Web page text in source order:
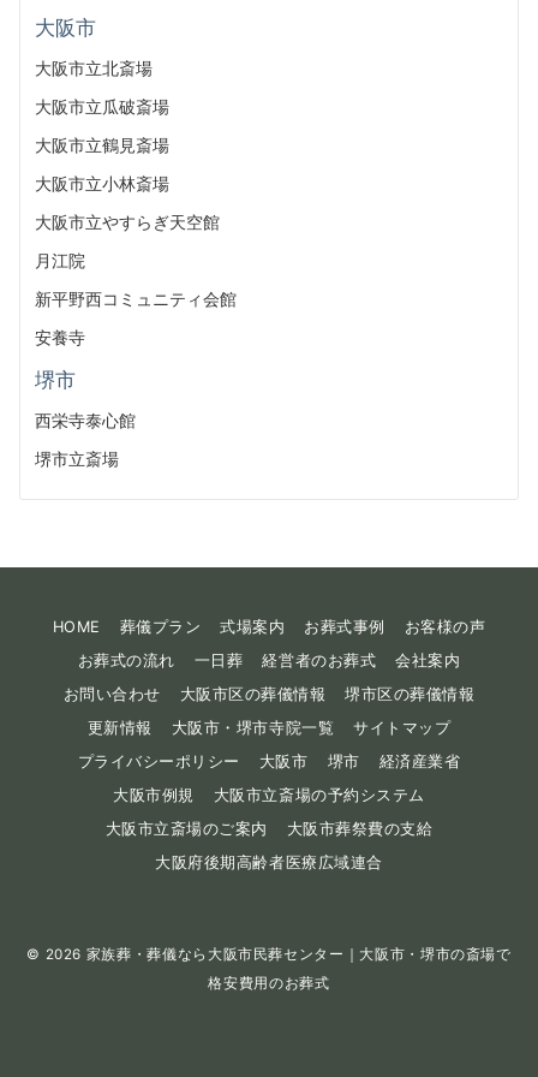
大阪市
大阪市立北斎場
大阪市立瓜破斎場
大阪市立鶴見斎場
大阪市立小林斎場
大阪市立やすらぎ天空館
月江院
新平野西コミュニティ会館
安養寺
堺市
西栄寺泰心館
堺市立斎場
HOME 葬儀プラン 式場案内 お葬式事例
お客様の声
お葬式の流れ
一日葬 経営者のお葬式
会社案内
お問い合わせ
大阪市区の葬儀情報
堺市区の葬儀情報
更新情報
大阪市・堺市寺院一覧
サイトマップ
プライバシーポリシー
大阪市 堺市
経済産業省
大阪市例規
大阪市立斎場の予約システム
大阪市立斎場のご案内
大阪市葬祭費の支給
大阪府後期高齢者医療広域連合
© 2026 家族葬・葬儀なら大阪市民葬センター｜大阪市・堺市の斎場で
格安費用のお葬式